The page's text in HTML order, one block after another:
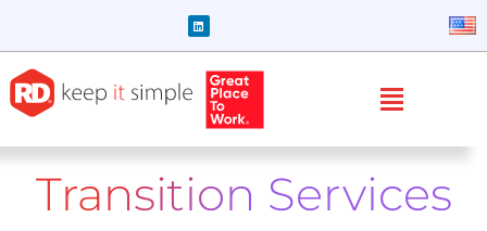
Transition Services